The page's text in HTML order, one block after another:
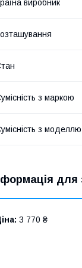
виробник
з маркою
з моделлю
для
3 770 ₴